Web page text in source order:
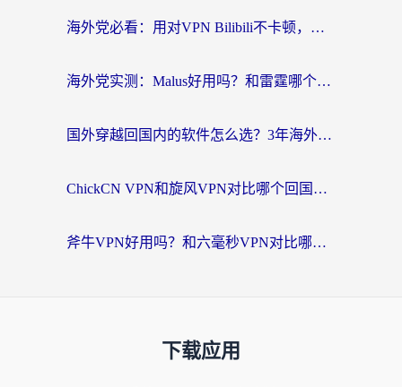
海外党必看：用对VPN Bilibili不卡顿，英国玩国内游戏也丝滑——2026回国加速器选择指南
海外党实测：Malus好用吗？和雷霆哪个好？+ 3款热门加速器深度对比
国外穿越回国内的软件怎么选？3年海外党亲测实用指南，告别地域限制
ChickCN VPN和旋风VPN对比哪个回国效果更好？海外党实测回国内网神器指南
斧牛VPN好用吗？和六毫秒VPN对比哪个回国效果更好？海外党亲测实用指南
下载应用